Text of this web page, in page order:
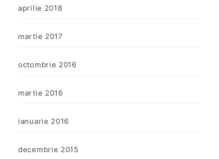
aprilie 2018
martie 2017
octombrie 2016
martie 2016
ianuarie 2016
decembrie 2015